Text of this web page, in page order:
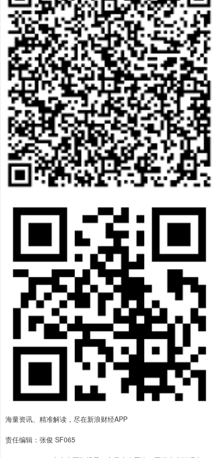
海量资讯、精准解读，尽在新浪财经APP
责任编辑：张俊 SF065